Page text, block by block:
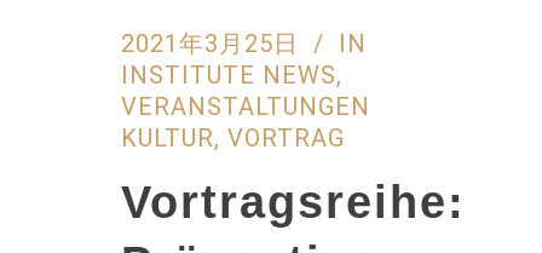
2021年3月25日
IN
INSTITUTE NEWS,
VERANSTALTUNGEN
KULTUR, VORTRAG
Vortragsreihe: